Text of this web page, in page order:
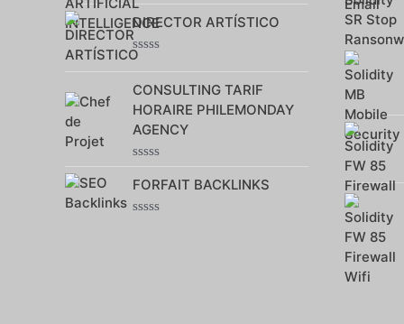
Note
0
sur
5
DIRECTOR ARTÍSTICO
Note
sur
5
CONSULTING TARIF
HORAIRE PHILEMONDAY
AGENCY
0
5
FORFAIT BACKLINKS